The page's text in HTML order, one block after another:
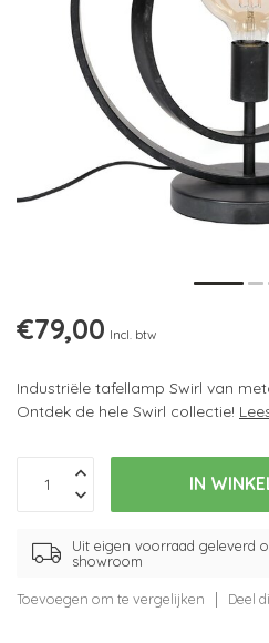
€79,00 Incl. btw
Industriële tafellamp Swirl van
Ontdek de hele Swirl collectie!
IN
Uit eigen voorraad geleverd
showroom
Toevoegen om te vergelijken Deel